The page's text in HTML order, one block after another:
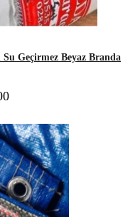
Geçirmez Beyaz Branda
Fiyat
-
₺12.500,00